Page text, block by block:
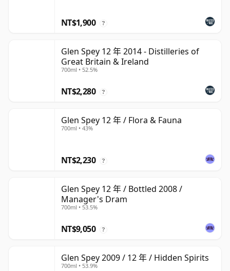
NT$1,900 ?
Glen Spey 12 年 2014 - Distilleries of
Great Britain & Ireland
700ml • 52.5%
NT$2,280 ?
Glen Spey 12 年 / Flora & Fauna
700ml • 43%
NT$2,230 ?
Glen Spey 12 年 / Bottled 2008 /
Manager's Dram
700ml • 53.5%
NT$9,050 ?
Glen Spey 2009 / 12 年 / Hidden Spirits
700ml • 53.9%